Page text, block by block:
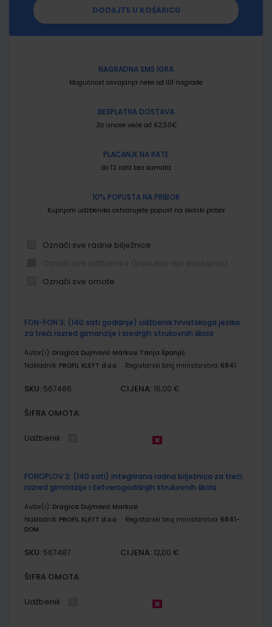
DODAJTE U KOŠARICU
NAGRADNA SMS IGRA
Mogućnost osvajanja neke od 101 nagrade
BESPLATNA DOSTAVA
Za iznose veće od 62,50€
PLAĆANJE NA RATE
do 12 rata bez kamata
10% POPUSTA NA PRIBOR
Kupnjom udžbenika ostvarujete popust na školski pribor
Označi sve radne bilježnice
Označi sve omote
proizvodi
FON-FON 3; (140 sati godišnje) udžbenik hrvatskoga jezika
za treći razred gimanzije i srednjih strukovnih škola
Autor(i): Dragica Dujmović Markusi Tanja Španjić
Nakladnik: PROFIL KLETT d.o.o. Registarski broj ministarstva: 6841
SKU: 567486 CIJENA: 16,00 €
ŠIFRA OMOTA:
Udžbenik
FONOPLOV 3; (140 sati) integrirana radna bilježnica za treći
razred gimnazije i četverogodišnjih strukovnih škola
Autor(i): Dragica Dujmović Markusi
Nakladnik: PROFIL KLETT d.o.o. Registarski broj ministarstva: 6841-
DOM
SKU: 567487 CIJENA: 12,00 €
ŠIFRA OMOTA:
Udžbenik